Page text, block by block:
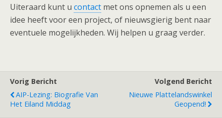
Uiteraard kunt u contact met ons opnemen als u een
idee heeft voor een project, of nieuwsgierig bent naar
eventuele mogelijkheden. Wij helpen u graag verder.
Vorig Bericht
AIP-Lezing: Biografie Van
Het Eiland Middag
Volgend Bericht
Nieuwe Plattelandswinkel
Geopend!